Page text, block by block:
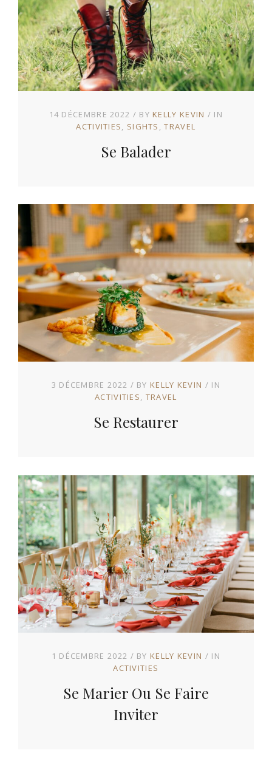
14 DÉCEMBRE 2022 BY KELLY KEVIN
IN
ACTIVITIES
SIGHTS TRAVEL
Se Balader
3 DÉCEMBRE 2022 BY KELLY KEVIN
IN
ACTIVITIES
TRAVEL
Se Restaurer
1 DÉCEMBRE 2022 BY KELLY KEVIN
IN
ACTIVITIES
Se Marier Ou Se Faire
Inviter